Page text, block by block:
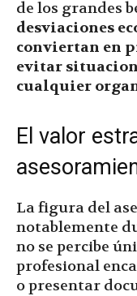
de los grandes
desviaciones
conviertan en
evitar
cualquier
El valor
La figura del
notablemente
no se percibe
profesional
o presentar